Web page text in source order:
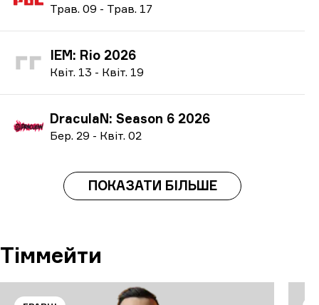
Трав. 09 - Трав. 17
IEM: Rio 2026
Квіт. 13 - Квіт. 19
DraculaN: Season 6 2026
Бер. 29 - Квіт. 02
ПОКАЗАТИ БІЛЬШЕ
Тіммейти